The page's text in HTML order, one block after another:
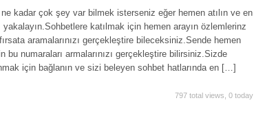
ne kadar çok şey var bilmek isterseniz eğer hemen atılın ve en
katılmak için hemen arayın özlemlerinz
aramalarınızı gerçekleştire bileceksiniz.Sende hemen
bu numaraları armalarınızı gerçekleştire bilirsiniz.Sizde
için bağlanın ve sizi beleyen sohbet hatlarında en […]
797 total views, 0 today